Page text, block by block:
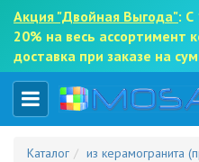
Акция "Двойная Выгода": С
20% на весь ассортимент
доставка при заказе на
Каталог
из керамогранита